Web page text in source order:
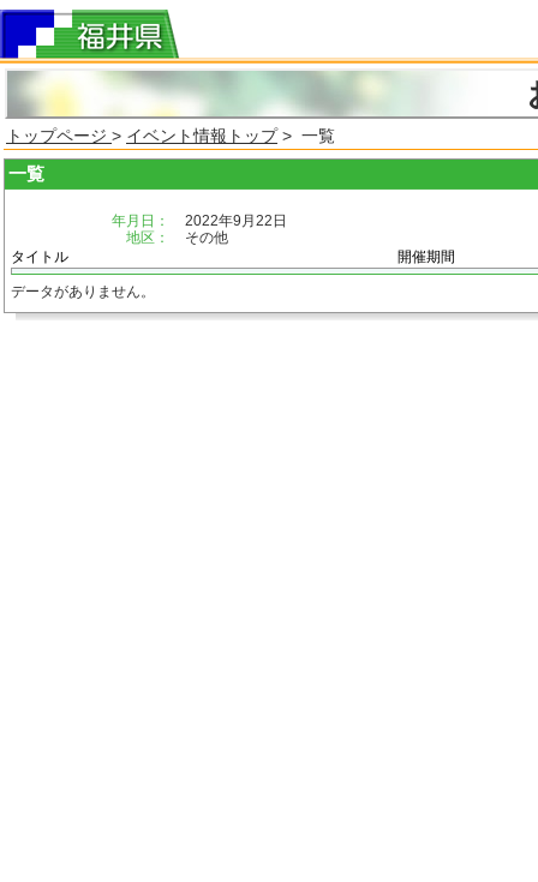
トップページ > イベント情報トップ> 一覧
一覧
年月日：
2022年9月22日
地区：
その他
タイトル
開催期間
データがありません。